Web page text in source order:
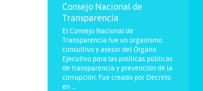
Consejo Nacional de
Transparencia
El Consejo Nacional de
Transparencia fue un organismo
consultivo y asesor del Órgano
Ejecutivo para las políticas públicas
de transparencia y prevención de la
corrupción. Fue creado por Decreto
en ...